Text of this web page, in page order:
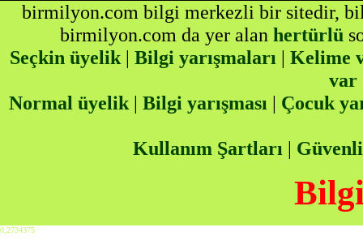
birmilyon.com bilgi merkezli bir sitedir,
birmilyon.com da yer alan hertürlü
Seçkin üyelik| Bilgi yarışmaları | Kelime
var
Normal üyelik | Bilgi yarışması | Çocuk
Kullanım Şartları |
Bilgi
0,2734375